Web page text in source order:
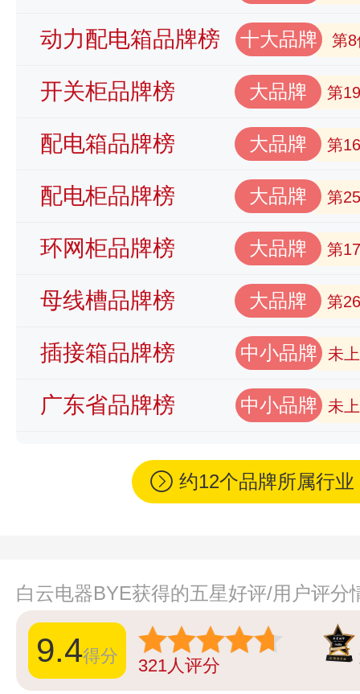
动力配电箱品牌榜 十大品牌 第8
开关柜品牌榜 大品牌 第
配电箱品牌榜 大品牌 第
配电柜品牌榜 大品牌 第
环网柜品牌榜 大品牌 第
母线槽品牌榜 大品牌 第
插接箱品牌榜 中小品牌 未
广东省品牌榜 中小品牌 未
约12个品牌所属行
白云电器BYE获得的五星好评/用户评分
9.4得分 321 人评分